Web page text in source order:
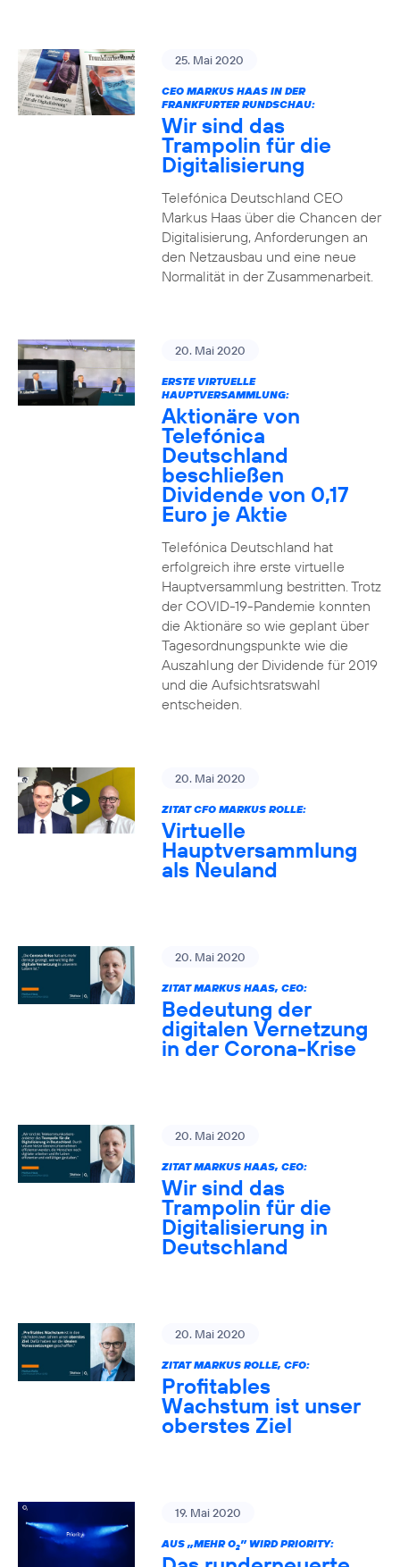
25. Mai 2020
CEO MARKUS HAAS IN DER
FRANKFURTER RUNDSCHAU:
Wir sind das
Trampolin für die
Digitalisierung
Telefónica Deutschland CEO
Markus Haas über die Chancen der
Digitalisierung, Anforderungen an
den Netzausbau und eine neue
Normalität in der Zusammenarbeit.
20. Mai 2020
ERSTE VIRTUELLE
HAUPTVERSAMMLUNG:
Aktionäre von
Telefónica
Deutschland
beschließen
Dividende von 0,17
Euro je Aktie
Telefónica Deutschland hat
erfolgreich ihre erste virtuelle
Hauptversammlung bestritten. Trotz
der COVID-19-Pandemie konnten
die Aktionäre so wie geplant über
Tagesordnungspunkte wie die
Auszahlung der Dividende für 2019
und die Aufsichtsratswahl
entscheiden.
20. Mai 2020
ZITAT CFO MARKUS ROLLE:
Virtuelle
Hauptversammlung
als Neuland
20. Mai 2020
ZITAT MARKUS HAAS, CEO:
Bedeutung der
digitalen Vernetzung
in der Corona-Krise
20. Mai 2020
ZITAT MARKUS HAAS, CEO:
Wir sind das
Trampolin für die
Digitalisierung in
Deutschland
20. Mai 2020
ZITAT MARKUS ROLLE, CFO:
Profitables
Wachstum ist unser
oberstes Ziel
19. Mai 2020
AUS „MEHR O2” WIRD PRIORITY: